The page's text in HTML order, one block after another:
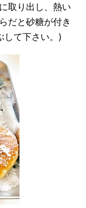
取り出し、熱い
だと砂糖が付き
して下さい。)